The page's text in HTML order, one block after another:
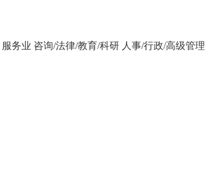
服务业 咨询/法律/教育/科研 人事/行政/高级管理